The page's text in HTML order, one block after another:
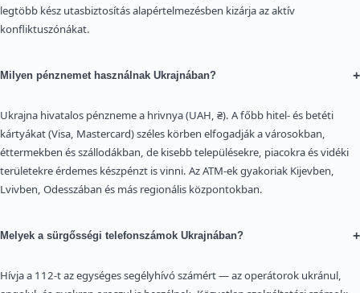
legtöbb kész utasbiztosítás alapértelmezésben kizárja az aktív
konfliktuszónákat.
Milyen pénznemet használnak Ukrajnában? +
Ukrajna hivatalos pénzneme a hrivnya (UAH, ₴). A főbb hitel- és betéti
kártyákat (Visa, Mastercard) széles körben elfogadják a városokban,
éttermekben és szállodákban, de kisebb településekre, piacokra és vidéki
területekre érdemes készpénzt is vinni. Az ATM-ek gyakoriak Kijevben,
Lvivben, Odesszában és más regionális központokban.
Melyek a sürgősségi telefonszámok Ukrajnában? +
Hívja a 112-t az egységes segélyhívó számért — az operátorok ukránul,